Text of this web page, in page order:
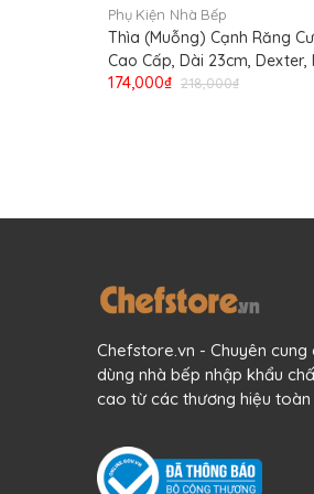
Phụ Kiện Nhà Bếp
Thìa (Muỗng) Cạnh Răng
Cao Cấp, Dài 23cm, Dexter,
174,000₫ 218,000₫
Chefstore.vn - Chuyên cung
dùng nhà bếp nhập khẩu
cao từ các thương hiệu toàn